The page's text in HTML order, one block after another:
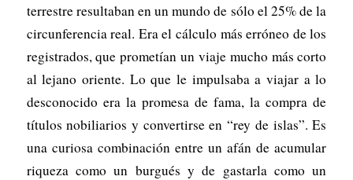
terrestre resultaban en un mundo de sólo el 25% de la
circunferencia real. Era el cálculo más erróneo de los
registrados, que prometían un viaje mucho más corto
al lejano oriente. Lo que le impulsaba a viajar a lo
desconocido era la promesa de fama, la compra de
títulos nobiliarios y convertirse en “rey de islas”. Es
una curiosa combinación entre un afán de acumular
riqueza como un burgués y de gastarla como un